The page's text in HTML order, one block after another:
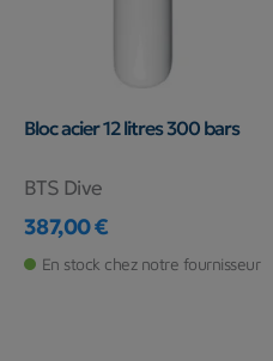
Bloc acier 12 litres 300 bars
BTS Dive
Prix
387,00 €
En stock chez notre fournisseur